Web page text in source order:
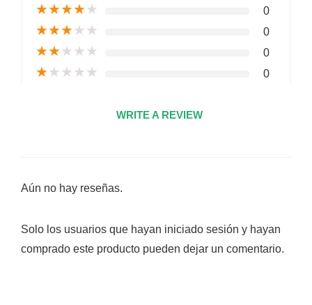
★★★★★ 0
★★★★★ 0
★★★★★ 0
★★★★★ 0
WRITE A REVIEW
Aún no hay reseñas.
Solo los usuarios que hayan iniciado sesión y hayan
comprado este producto pueden dejar un comentario.